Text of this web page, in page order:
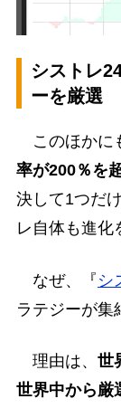
シストレ
ーを厳選
このほかに
率が200％を
決して1つだ
レ自体も進化
なぜ、『 シ
ラテジーが集
理由は、 世
世界中から厳